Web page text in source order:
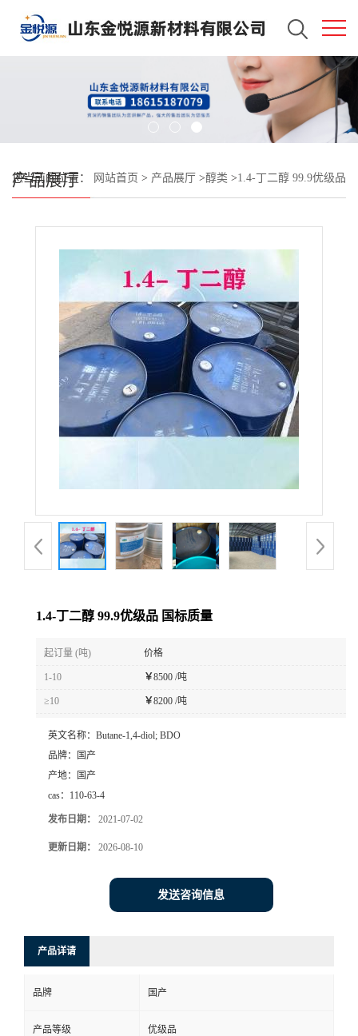
产品展厅
您当前的位置： 网站首页 > 产品展厅 >醇类 >1.4-丁二醇 99.9优级品
1.4-丁二醇 99.9优级品 国标质量
起订量 (吨) 价格
1-10 ￥8500 /吨
≥10 ￥8200 /吨
英文名称： Butane-1,4-diol; BDO
品牌：
国产
产地：
国产
cas： 110-63-4
发布日期： 2021-07-02
更新日期： 2026-08-10
发送咨询信息
产品详请
品牌 国产
产品等级 优级品